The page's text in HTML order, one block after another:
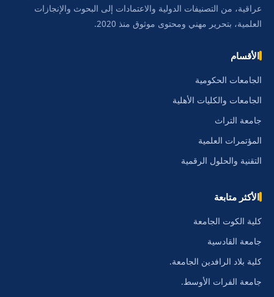
عراقية، من التصنيفات الدولية والاعتمادات إلى البحوث والإنجازات
العلمية، بتحرير مهني ومحتوى موثوق منذ 2020.
الأقسام
الجامعات الحكومية
الجامعات والكليات الأهلية
جامعة التراث
المؤتمرات العلمية
التقنية والحلول الرقمية
الأكثر متابعة
كلية الكوت الجامعة
جامعة القادسية
كلية بلاد الرافدين الجامعة.
جامعة الفرات الأوسط.